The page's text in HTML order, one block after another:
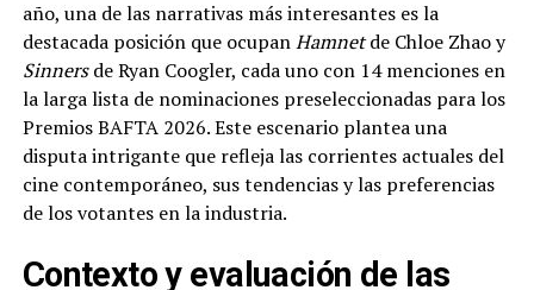
año, una de las narrativas más interesantes es la
destacada posición que ocupanHamnetde Chloe Zhao y
Sinnersde Ryan Coogler, cada uno con 14 menciones en
la larga lista de nominaciones preseleccionadas para los
Premios BAFTA 2026. Este escenario plantea una
disputa intrigante que refleja las corrientes actuales del
cine contemporáneo, sus tendencias y las preferencias
de los votantes en la industria.
Contexto y evaluación de las